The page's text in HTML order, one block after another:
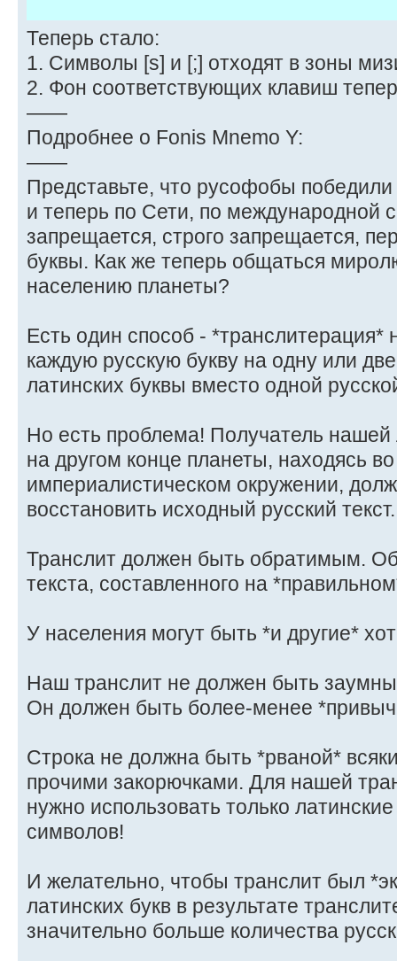
Теперь стало:
1. Символы [s] и [;] отходят в зоны
2. Фон соответствующих клавиш
——
Подробнее о Fonis Mnemo Y:
——
Представьте, что русофобы
и теперь по Сети, по международной
запрещается, строго запрещается,
буквы. Как же теперь общаться
населению планеты?
Есть один способ -
каждую русскую букву на одну или
латинских буквы вместо одной
Но есть проблема! Получатель
на другом конце планеты, находясь
империалистическом окружении,
восстановить исходный русский текст.
Транслит должен быть обратимым.
текста, составленного на
У населения могут быть *и другие*
Наш транслит не должен быть
Он должен быть более-менее
Строка не должна быть *рваной*
прочими закорючками. Для нашей
нужно использовать только
символов!
И желательно, чтобы транслит был
латинских букв в результате
значительно больше количества